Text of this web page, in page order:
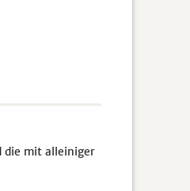
die mit alleiniger